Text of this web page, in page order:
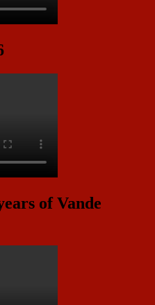
of Vande